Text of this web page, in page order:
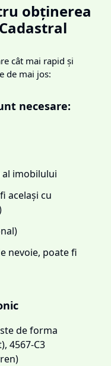
obținerea
cât mai rapid și
de mai jos:
necesare:
imobilului
același cu
nevoie, poate fi
de forma
4567-C3